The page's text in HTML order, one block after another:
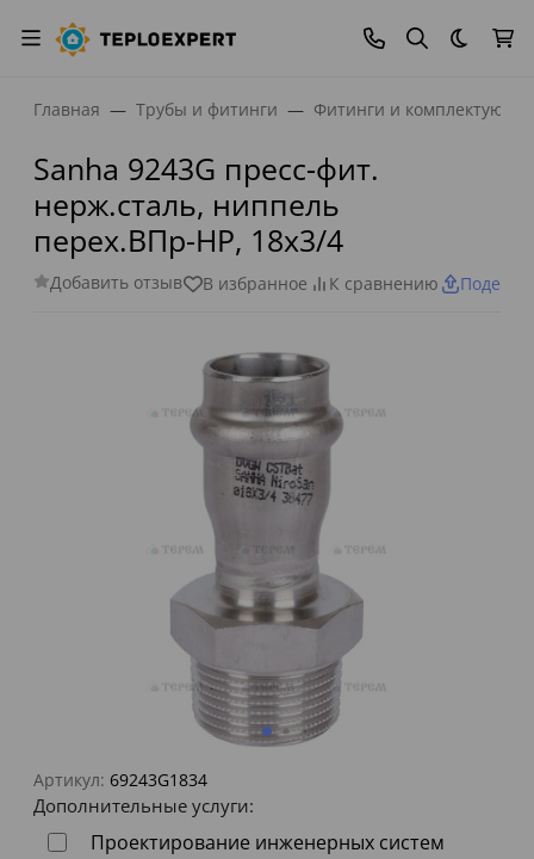
Темная
Главная Трубы и фитинги Фитинги и
Sanha 9243G пресс-фит.
нерж.сталь, ниппель
перех.ВПр-НР, 18x3/4
Добавить отзыв В избранное К сравнению
Артикул: 69243G1834
Дополнительные услуги:
Проектирование инженерных систем